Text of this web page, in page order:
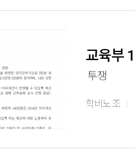
교육부
투쟁
학비노조